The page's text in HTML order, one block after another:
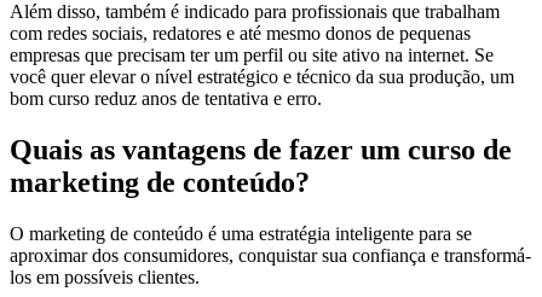
Além disso, também é indicado para profissionais que trabalham
com redes sociais, redatores e até mesmo donos de pequenas
empresas que precisam ter um perfil ou site ativo na internet. Se
você quer elevar o nível estratégico e técnico da sua produção, um
bom curso reduz anos de tentativa e erro.
Quais as vantagens de fazer um curso de
marketing de conteúdo?
O marketing de conteúdo é uma estratégia inteligente para se
aproximar dos consumidores, conquistar sua confiança e transformá-
los em possíveis clientes.